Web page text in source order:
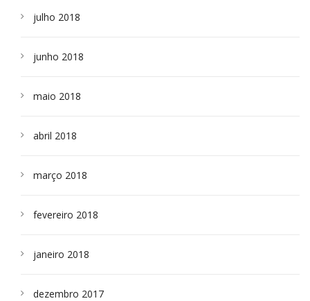
julho 2018
junho 2018
maio 2018
abril 2018
março 2018
fevereiro 2018
janeiro 2018
dezembro 2017